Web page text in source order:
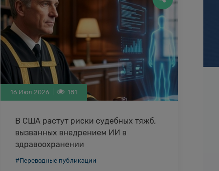
16 Июл 2026 | 181
В США растут риски судебных тяжб,
вызванных внедрением ИИ в
здравоохранении
Юридическая компания FBT Gibbons пришла
к выводу, что риск оказаться в суде растет
#Переводные публикации